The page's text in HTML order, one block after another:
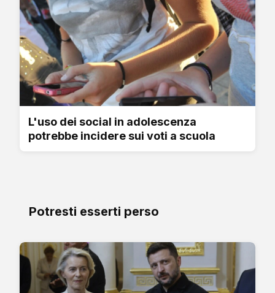
L'uso dei social in adolescenza
potrebbe incidere sui voti a scuola
Potresti esserti perso